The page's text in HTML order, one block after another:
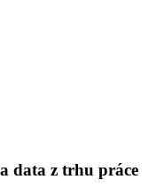
data z trhu práce